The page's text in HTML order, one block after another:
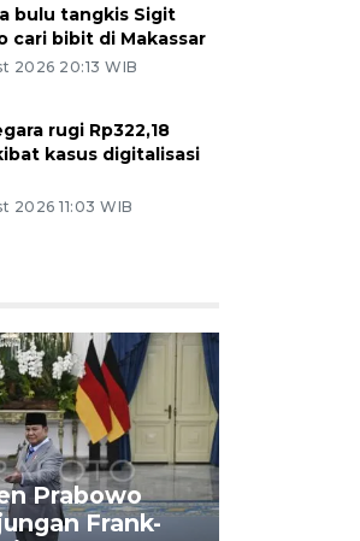
bulu tangkis Sigit
cari bibit di Makassar
2026 20:13 WIB
rugi Rp322,18
kasus digitalisasi
2026 11:03 WIB
Prabowo
Frank-